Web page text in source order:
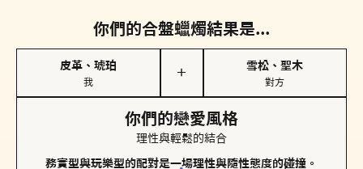
你們的合盤蠟燭結果是...
皮革、琥珀
我
＋
雪松、聖木
對方
你們的戀愛風格
理性與輕鬆的結合
務實型與玩樂型的配對是一場理性與隨性態度的碰撞。